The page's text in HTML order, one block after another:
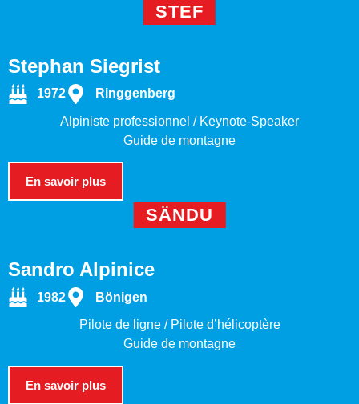
STEF
Stephan Siegrist
1972 Ringgenberg
Alpiniste professionnel / Keynote-Speaker
Guide de montagne
En savoir plus
SÄNDU
Sandro Alpinice
1982 Bönigen
Pilote de ligne / Pilote d’hélicoptère
Guide de montagne
En savoir plus